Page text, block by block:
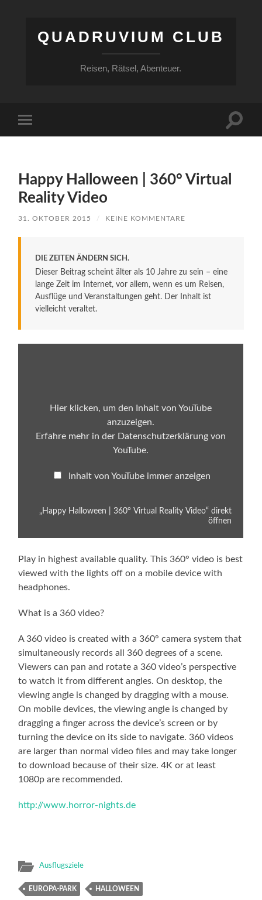
QUADRUVIUM CLUB
Reisen, Rätsel, Abenteuer.
Menü
Happy Halloween | 360° Virtual
Reality Video
31. OKTOBER 2015 / KEINE KOMMENTARE
DIE ZEITEN ÄNDERN SICH.
Dieser Beitrag scheint älter als 10 Jahre zu sein – eine
lange Zeit im Internet, vor allem, wenn es um Reisen,
Ausflüge und Veranstaltungen geht. Der Inhalt ist
vielleicht veraltet.
anzeigen
Hier klicken, um den Inhalt von YouTube
anzuzeigen.
Erfahre mehr in der Datenschutzerklärung von
YouTube.
Inhalt von YouTube immer anzeigen
„Happy Halloween | 360° Virtual Reality Video“ direkt
öffnen
Play in highest available quality. This 360° video is best
viewed with the lights off on a mobile device with
headphones.
What is a 360 video?
A 360 video is created with a 360° camera system that
simultaneously records all 360 degrees of a scene.
Viewers can pan and rotate a 360 video’s perspective
to watch it from different angles. On desktop, the
viewing angle is changed by dragging with a mouse.
On mobile devices, the viewing angle is changed by
dragging a finger across the device’s screen or by
turning the device on its side to navigate. 360 videos
are larger than normal video files and may take longer
to download because of their size. 4K or at least
1080p are recommended.
http://www.horror-nights.de
Ausflugsziele
EUROPA-PARK HALLOWEEN